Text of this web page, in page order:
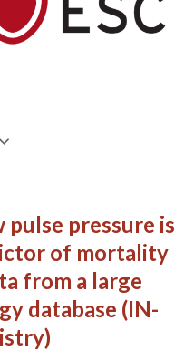
pressure is
of mortality
from a large
database (IN-